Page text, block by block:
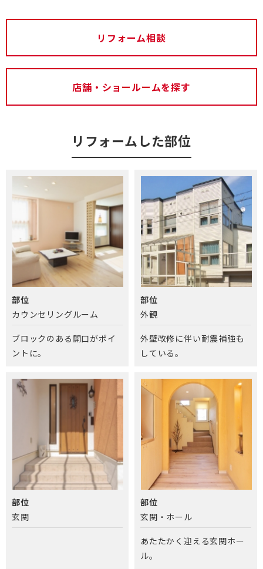
リフォーム相談
店舗・ショールームを探す
リフォームした部位
部位
カウンセリングルーム
ブロックのある開口がポイ
ントに。
部位
外観
外壁改修に伴い耐震補強も
している。
部位
玄関
部位
玄関・ホール
あたたかく迎える玄関ホー
ル。